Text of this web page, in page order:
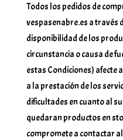
Todos los pedidos de
vespasenabre.es a través
disponibilidad de los
circunstancia o causa de
estas Condiciones) afecte
a la prestación de los
dificultades en cuanto al
quedaran productos en
compromete a contactar